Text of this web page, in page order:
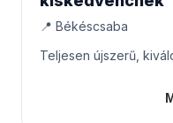
📍 Békéscsaba
Teljesen újszerű,